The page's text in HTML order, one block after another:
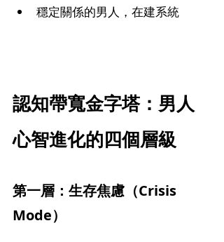
穩定關係的男人，在建系統
認知帶寬金字塔：男人
心智進化的四個層級
第一層：生存焦慮（Crisis
Mode）